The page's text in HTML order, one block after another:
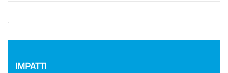
.
IMPATTI